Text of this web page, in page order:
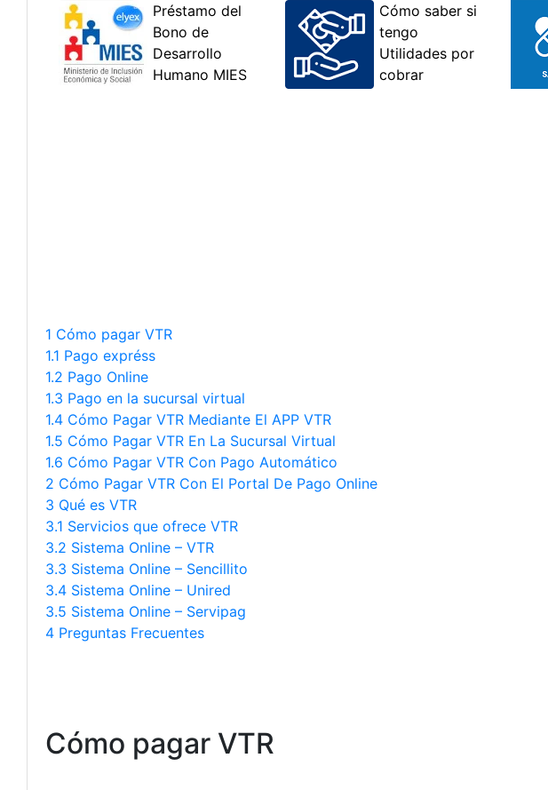
1 Cómo pagar VTR
1.1 Pago expréss
1.2 Pago Online
1.3 Pago en la sucursal virtual
1.4 Cómo Pagar VTR Mediante El APP VTR
1.5 Cómo Pagar VTR En La Sucursal Virtual
1.6 Cómo Pagar VTR Con Pago Automático
2 Cómo Pagar VTR Con El Portal De Pago Online
3 Qué es VTR
3.1 Servicios que ofrece VTR
3.2 Sistema Online – VTR
3.3 Sistema Online – Sencillito
3.4 Sistema Online – Unired
3.5 Sistema Online – Servipag
4 Preguntas Frecuentes
Cómo pagar VTR